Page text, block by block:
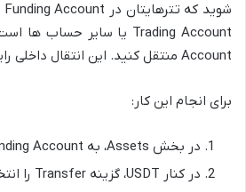
Account منتقل کنید. این انتقال داخلی رایگان و سریع است.
برای انجام این کار:
در بخش Assets، به Funding Account بروید.
در کنار USDT، گزینه Transfer را انتخاب کنید.